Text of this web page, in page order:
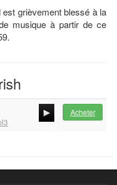
grièvement blessé à la
musique à partir de ce
Acheter